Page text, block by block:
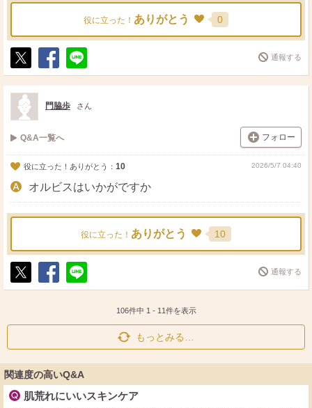
役に立った！ ありがとう 0
ポ
ス
ト
シ
ェ
送
る
通報する
門脇歩 さん
Q&A一覧へ フォロー
役に立った！ありがとう： 10 2026/5/7 04:40
オルビスはいかがですか
役に立った！ ありがとう 10
ポ
シ
送
通報する
106件中 1 - 11件を表示
もっとみる…
関連度の高いQ&A
肌荒れにいいスキンケア